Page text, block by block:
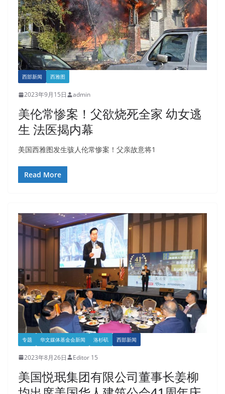
西部新闻 西雅图
2023年9月15日 admin
美伦常惨案！父欲烧死全家 幼女逃
生 法医揭内幕
美国西雅图发生骇人伦常惨案！父亲故意将1
Read More
专题 华文媒体基金会新闻 洛杉矶 西部新闻
2023年8月26日 Editor 15
美国悦珉集团有限公司董事长姜柳